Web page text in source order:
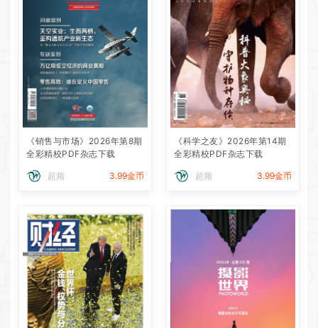
《销售与市场》2026年第8期
全彩精校PDF杂志下载
超频 3.99金币
《科学之友》2026年第14期
全彩精校PDF杂志下载
超频 3.99金币